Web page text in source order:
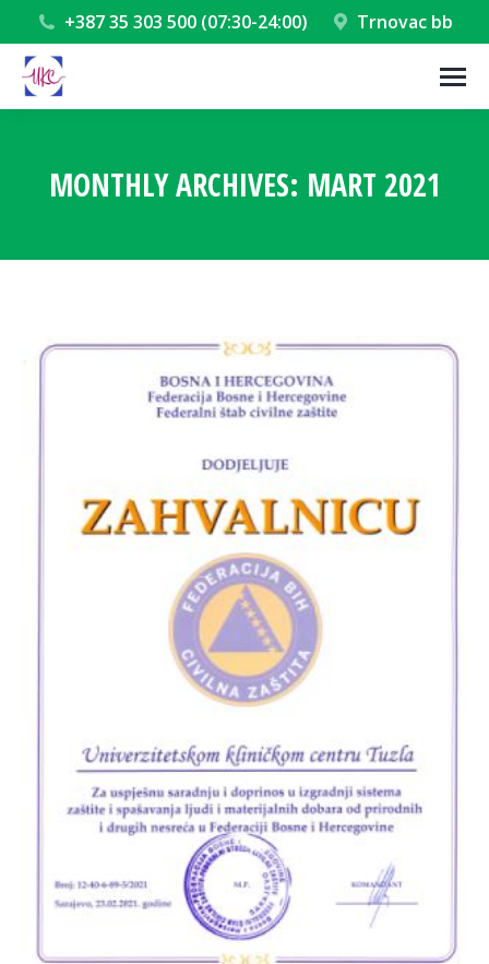
+387 35 303 500 (07:30-24:00) Trnovac bb
MONTHLY ARCHIVES: MART 2021